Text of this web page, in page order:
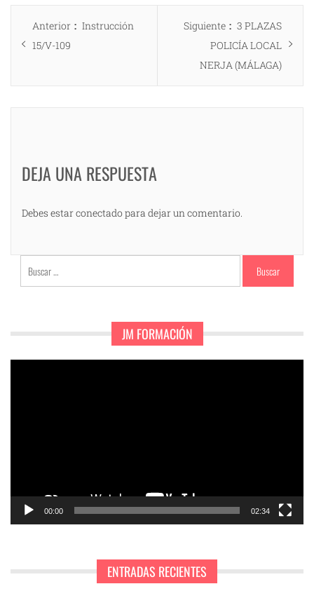
Navegación
de Anterior
Entrada
Instrucción
15/V-109
Siguiente
Entrada
siguiente:
3 PLAZAS
POLICÍA LOCAL
NERJA (MÁLAGA)
DEJA UNA RESPUESTA
Debes estar conectado para dejar un comentario.
Buscar:
JM FORMACIÓN
00:00 02:34
ENTRADAS RECIENTES